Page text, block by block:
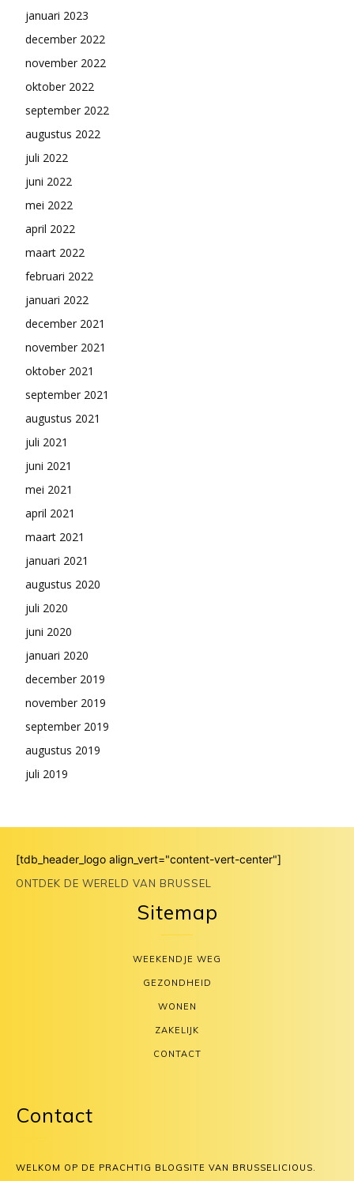
januari 2023
december 2022
november 2022
oktober 2022
september 2022
augustus 2022
juli 2022
juni 2022
mei 2022
april 2022
maart 2022
februari 2022
januari 2022
december 2021
november 2021
oktober 2021
september 2021
augustus 2021
juli 2021
juni 2021
mei 2021
april 2021
maart 2021
januari 2021
augustus 2020
juli 2020
juni 2020
januari 2020
december 2019
november 2019
september 2019
augustus 2019
juli 2019
[tdb_header_logo align_vert="content-vert-center"]
ONTDEK DE WERELD VAN BRUSSEL
Sitemap
WEEKENDJE WEG
GEZONDHEID
WONEN
ZAKELIJK
CONTACT
Contact
WELKOM OP DE PRACHTIG BLOGSITE VAN BRUSSELICIOUS.